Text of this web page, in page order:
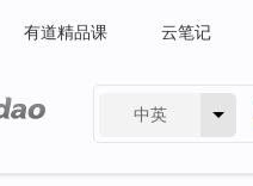
有道精品课 云笔记
中英